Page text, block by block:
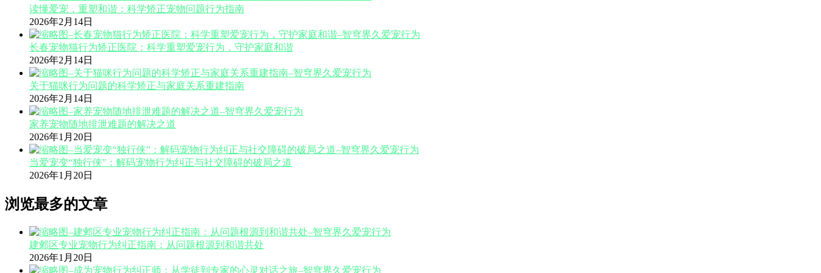
读懂爱宠，重塑和谐：科学矫正宠物问题行为指南
2026年2月14日
长春宠物猫行为矫正医院：科学重塑爱宠行为，守护家庭和谐
2026年2月14日
关于猫咪行为问题的科学矫正与家庭关系重建指南
2026年2月14日
家养宠物随地排泄难题的解决之道
2026年1月20日
当爱宠变“独行侠”：解码宠物行为纠正与社交障碍的破局之道
2026年1月20日
浏览最多的文章
建邺区专业宠物行为纠正指南：从问题根源到和谐共处
2026年1月20日